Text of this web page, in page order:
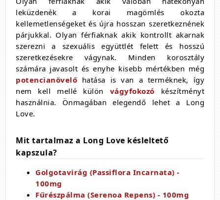
leküzdenék a korai magömlés okozta
kellemetlenségeket és újra hosszan szeretkeznének
párjukkal. Olyan férfiaknak akik kontrollt akarnak
szerezni a szexuális együttlét felett és hosszú
szeretkezésekre vágynak. Minden korosztály
számára javasolt és enyhe kisebb mértékben még
potencianövelő hatása is van a terméknek, így
nem kell mellé külön vágyfokozó készítményt
használnia. Önmagában elegendő lehet a Long
Love.
Mit tartalmaz a Long Love késleltető
kapszula?
Golgotavirág (Passiflora Incarnata) -
100mg
Fűrészpálma (Serenoa Repens) - 100mg